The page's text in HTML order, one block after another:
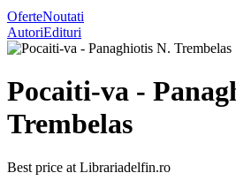
OferteNoutati
AutoriEdituri
Pocaiti-va -
Trembelas
Best price at Librariadelfin.ro